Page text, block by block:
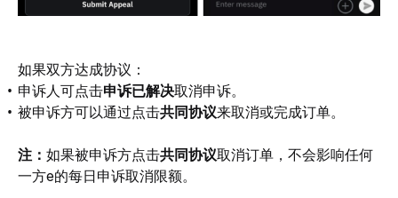
如果双方达成协议：
申诉人可点击申诉已解决取消申诉。
被申诉方可以通过点击共同协议来取消或完成订单。
注： 如果被申诉方点击共同协议取消订单，不会影响任何
一方e的每日申诉取消限额。